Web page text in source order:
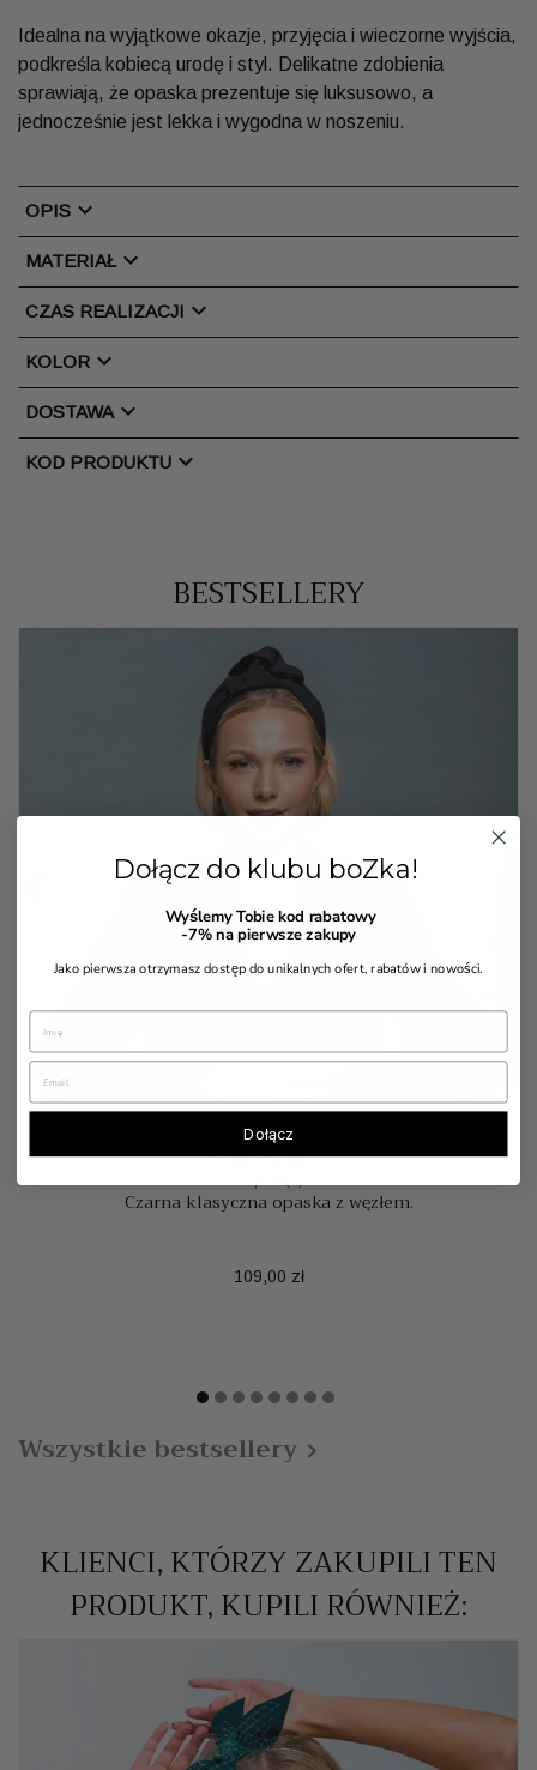
Idealna na wyjątkowe okazje, przyjęcia i wieczorne wyjścia,
podkreśla kobiecą urodę i styl. Delikatne zdobienia
sprawiają, że opaska prezentuje się luksusowo, a
jednocześnie jest lekka i wygodna w noszeniu.
OPIS chevron_right
MATERIAŁchevron_right
CZAS REALIZACJI chevron_right
KOLOR chevron_right
DOSTAWAchevron_right
KOD PRODUKTU chevron_right
BESTSELLERY
Czarna klasyczna opaska z węzłem.
Cena
109,00 zł
Wszystkie bestsellery 
KLIENCI, KTÓRZY ZAKUPILI TEN
PRODUKT, KUPILI RÓWNIEŻ:
Dołącz do klubu boZka!
Wyślemy Tobie kod rabatowy
-7%na pierwsze zakupy
Jako pierwsza otrzymasz dostęp do unikalnych ofert, rabatów i nowości.
Dołącz